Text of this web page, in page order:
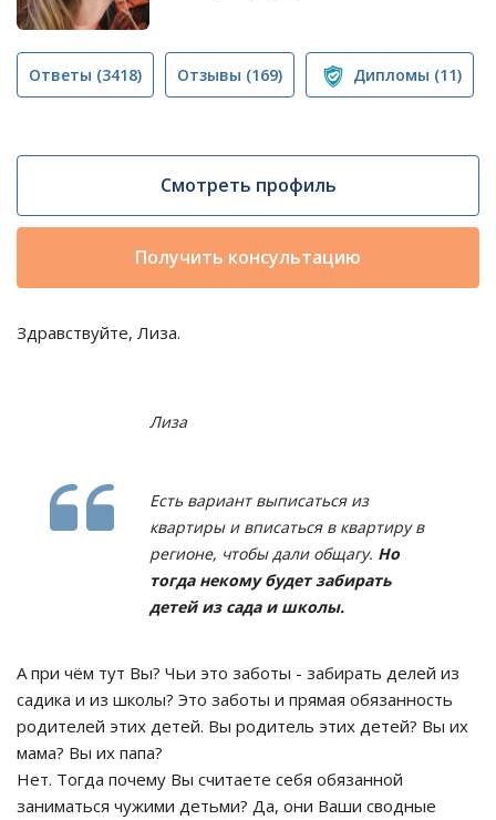
Ответы (3418) Отзывы (169) Дипломы (11)
Смотреть профиль
Получить консультацию
Здравствуйте, Лиза.
Лиза
Есть вариант выписаться из
квартиры и вписаться в квартиру в
регионе, чтобы дали общагу. Но
тогда некому будет забирать
детей из сада и школы.
А при чём тут Вы? Чьи это заботы - забирать делей из
садика и из школы? Это заботы и прямая обязанность
родителей этих детей. Вы родитель этих детей? Вы их
мама? Вы их папа?
Нет. Тогда почему Вы считаете себя обязанной
заниматься чужими детьми? Да, они Ваши сводные